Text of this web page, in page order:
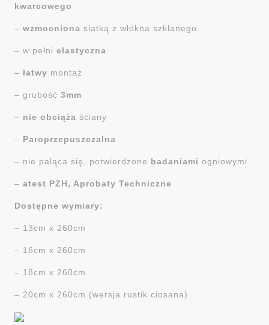
kwarcowego
– wzmocniona siatką z włókna szklanego
– w pełni elastyczna
– łatwy montaż
– grubość 3mm
– nie obciąża ściany
– Paroprzepuszczalna
– nie paląca się, potwierdzone badaniami ogniowymi
– atest PZH, Aprobaty Techniczne
Dostępne wymiary:
– 13cm x 260cm
– 16cm x 260cm
– 18cm x 260cm
– 20cm x 260cm (wersja rustik ciosana)